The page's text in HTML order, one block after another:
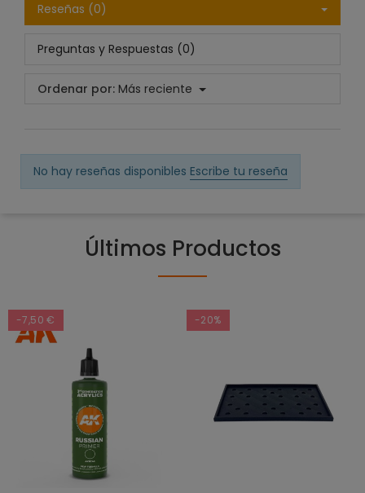
Reseñas (0)
Preguntas y Respuestas (0)
Ordenar por: Más reciente
No hay reseñas disponibles Escribe tu reseña
Últimos Productos
-7,50 € -20%